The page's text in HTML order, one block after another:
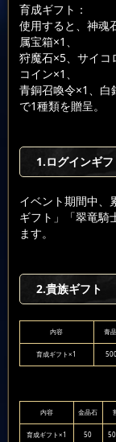
育成ギフト：
使用すると、神魂
属宝箱×1、
狩魔石×5、サイコ
コイン×1、
青銅召喚令×1、白
で1種類を贈呈。
1.ログインギフ
イベント期間中、
ギフト」「翠竜騎
ます。
2.貴族ギフト
内容 青
育成ギフト×1
内容 金晶石
育成ギフト×1 50